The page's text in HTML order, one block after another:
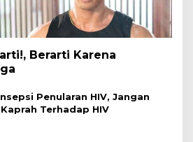
Berarti Karena
Penularan HIV, Jangan
Terhadap HIV